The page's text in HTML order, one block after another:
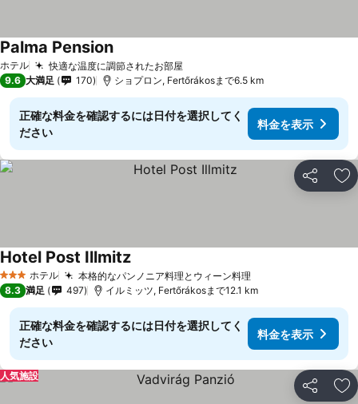
ホテル 快適な温度に調節されたお部屋料金を表示
Palma Pension料金を表示
9.6 大満足 170 ショプロン, Fertőrákosまで6.5 km
正確な料金を確認するには日付を選択してく
ださい
料金を表示
シェア お
3 ホテルのランク
ホテル 本格的なパンノニア料理とウィーン料理料金を表示
Hotel Post Illmitz料金を表示
8.3 満足 497 イルミッツ, Fertőrákosまで12.1 km
正確な料金を確認するには日付を選択してく
ださい
料金を表示
シェア お
人気施設